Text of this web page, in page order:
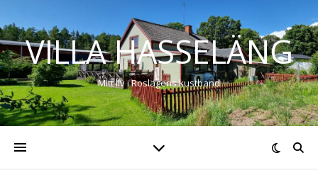
VILLA HASSELÄNG
Mitt liv i Roslagens kustband